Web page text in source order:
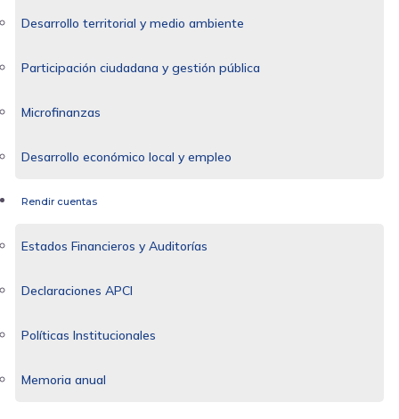
Desarrollo territorial y medio ambiente
Participación ciudadana y gestión pública
Microfinanzas
Desarrollo económico local y empleo
Rendir cuentas
Estados Financieros y Auditorías
Declaraciones APCI
Políticas Institucionales
Memoria anual